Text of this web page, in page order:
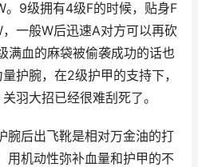
。9级拥有4级F的时候，贴身F
一般W后迅速A对方可以再砍
满血的麻袋被偷袭成功的话也
护腕，在2级护甲的支持下，
羽大招已经很难刮死了。
后出飞靴是相对万金油的打
用机动性弥补血量和护甲的不